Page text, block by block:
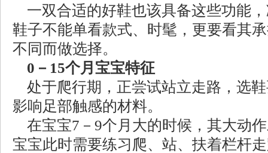
一双合适的好鞋也该具备这些功能
鞋子不能单看款式、时髦，更要看其
不同而做选择。
0－15个月宝宝特征
处于爬行期，正尝试站立走路，选
影响足部触感的材料。
在宝宝7－9个月大的时候，其大动
宝宝此时需要练习爬、站、扶着栏杆